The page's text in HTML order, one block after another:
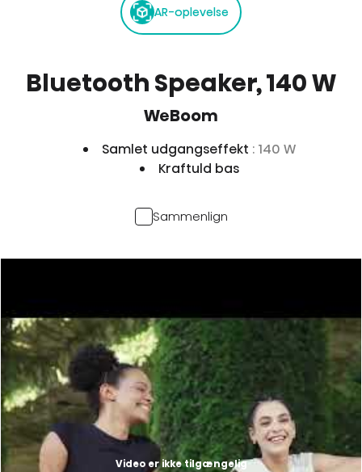
AR-oplevelse
Bluetooth Speaker, 140 W
WeBoom
Samlet udgangseffekt : 140 W
Kraftuld bas
Sammenlign
Video er ikke tilgængelig